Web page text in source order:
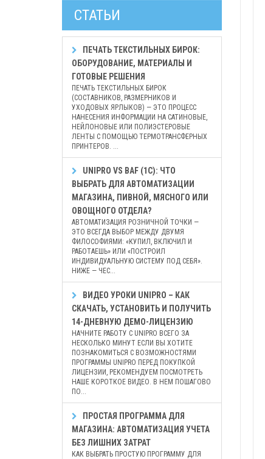
СТАТЬИ
ПЕЧАТЬ ТЕКСТИЛЬНЫХ БИРОК:
ОБОРУДОВАНИЕ, МАТЕРИАЛЫ И
ГОТОВЫЕ РЕШЕНИЯ
ПЕЧАТЬ ТЕКСТИЛЬНЫХ БИРОК
(СОСТАВНИКОВ, РАЗМЕРНИКОВ И
УХОДОВЫХ ЯРЛЫКОВ) — ЭТО ПРОЦЕСС
НАНЕСЕНИЯ ИНФОРМАЦИИ НА САТИНОВЫЕ,
НЕЙЛОНОВЫЕ ИЛИ ПОЛИЭСТЕРОВЫЕ
ЛЕНТЫ С ПОМОЩЬЮ ТЕРМОТРАНСФЕРНЫХ
ПРИНТЕРОВ. ...
UNIPRO VS BAF (1С): ЧТО
ВЫБРАТЬ ДЛЯ АВТОМАТИЗАЦИИ
МАГАЗИНА, ПИВНОЙ, МЯСНОГО ИЛИ
ОВОЩНОГО ОТДЕЛА?
АВТОМАТИЗАЦИЯ РОЗНИЧНОЙ ТОЧКИ —
ЭТО ВСЕГДА ВЫБОР МЕЖДУ ДВУМЯ
ФИЛОСОФИЯМИ: «КУПИЛ, ВКЛЮЧИЛ И
РАБОТАЕШЬ» ИЛИ «ПОСТРОИЛ
ИНДИВИДУАЛЬНУЮ СИСТЕМУ ПОД СЕБЯ».
НИЖЕ — ЧЕС...
ВИДЕО УРОКИ UNIPRO – КАК
СКАЧАТЬ, УСТАНОВИТЬ И ПОЛУЧИТЬ
14-ДНЕВНУЮ ДЕМО-ЛИЦЕНЗИЮ
НАЧНИТЕ РАБОТУ С UNIPRO ВСЕГО ЗА
НЕСКОЛЬКО МИНУТ ЕСЛИ ВЫ ХОТИТЕ
ПОЗНАКОМИТЬСЯ С ВОЗМОЖНОСТЯМИ
ПРОГРАММЫ UNIPRO ПЕРЕД ПОКУПКОЙ
ЛИЦЕНЗИИ, РЕКОМЕНДУЕМ ПОСМОТРЕТЬ
НАШЕ КОРОТКОЕ ВИДЕО. В НЕМ ПОШАГОВО
ПО...
ПРОСТАЯ ПРОГРАММА ДЛЯ
МАГАЗИНА: АВТОМАТИЗАЦИЯ УЧЕТА
БЕЗ ЛИШНИХ ЗАТРАТ
КАК ВЫБРАТЬ ПРОСТУЮ ПРОГРАММУ ДЛЯ